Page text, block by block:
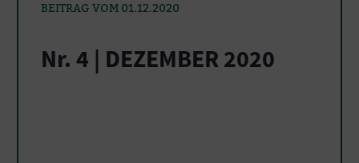
BEITRAG VOM 01.12.2020
Nr. 4 | DEZEMBER 2020